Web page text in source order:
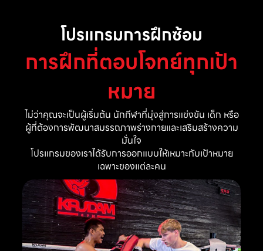
โปรแกรมการฝึกซ้อม
การฝึกที่ตอบโจทย์ทุกเป้า
หมาย
ไม่ว่าคุณจะเป็นผู้เริ่มต้น นักกีฬาที่มุ่งสู่การแข่งขัน เด็ก หรือ
ผู้ที่ต้องการพัฒนาสมรรถภาพร่างกายและเสริมสร้างความ
มั่นใจ
โปรแกรมของเราได้รับการออกแบบให้เหมาะกับเป้าหมาย
เฉพาะของแต่ละคน